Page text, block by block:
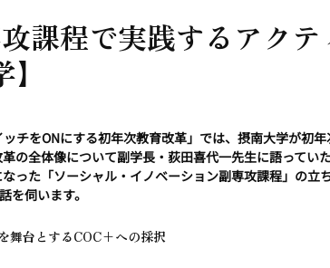
課程で実践するアクテ
チをONにする初年次教育改革」では、摂南大学が初
の全体像について副学長・荻田喜代一先生に語ってい
った「ソーシャル・イノベーション副専攻課程」の立
を伺います。
舞台とするCOC+への採択